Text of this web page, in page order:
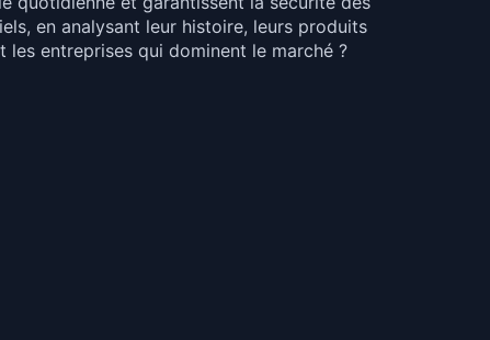
en analysant leur histoire, leurs produits
les entreprises qui dominent le marché ?